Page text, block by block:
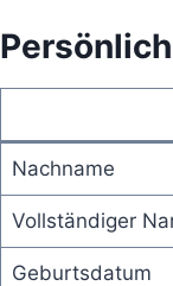
Nachname
Vollständiger
Geburtsdatum